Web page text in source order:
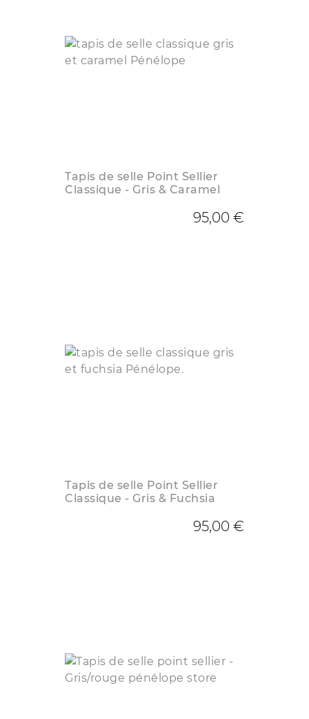
Tapis de selle Point Sellier
Classique - Gris & Caramel
95,00 €
Tapis de selle Point Sellier
Classique - Gris & Fuchsia
95,00 €